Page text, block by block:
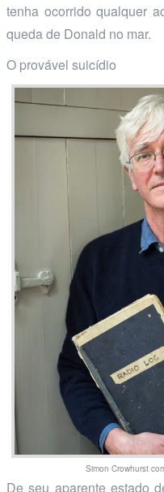
tenha ocorrido qualquer
queda de Donald no mar.
O provável suicídio
Simon Crowhurst
De seu aparente estado